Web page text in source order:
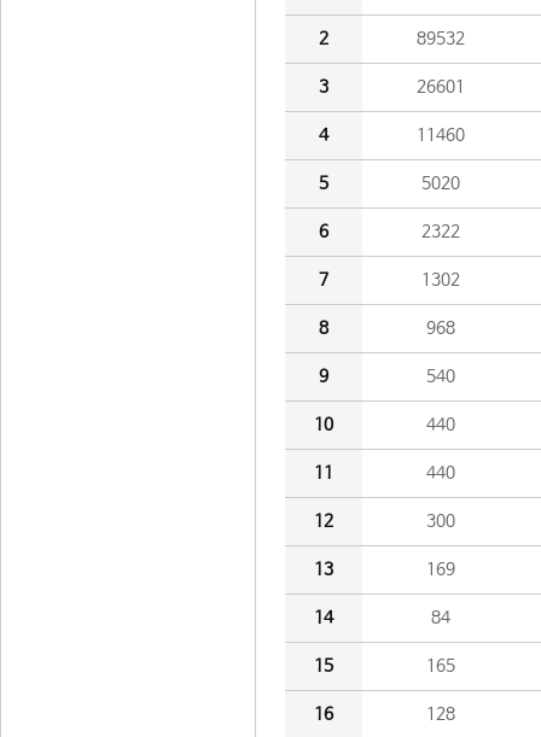
2 89532
3 26601
4 11460
5 5020
6 2322
7 1302
8 968
9 540
10 440
11 440
12 300
13 169
14 84
15 165
16 128